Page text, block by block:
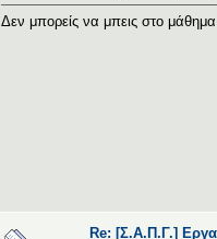
Δεν μπορείς να μπεις στο
Re: [Σ.Α.Π.Γ.]